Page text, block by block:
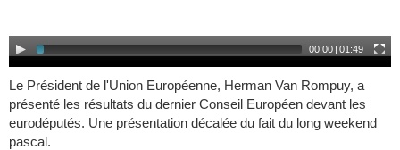
00:00 | 01:49
Le Président de l'Union Européenne, Herman Van Rompuy, a
présenté les résultats du dernier Conseil Européen devant les
eurodéputés. Une présentation décalée du fait du long weekend
pascal.